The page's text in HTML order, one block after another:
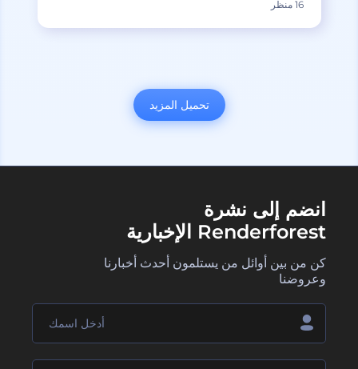
16 منظر
تحميل المزيد
انضم إلى نشرة
Renderforest الإخبارية
كن من بين أوائل من يستلمون أحدث أخبارنا
وعروضنا